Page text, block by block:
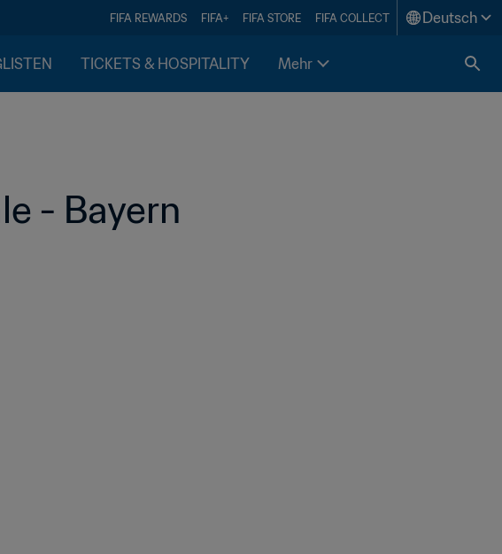
FIFA REWARDS FIFA+ FIFA STORE FIFA COLLECT Deutsch
TICKETS & HOSPITALITY Mehr
- Bayern